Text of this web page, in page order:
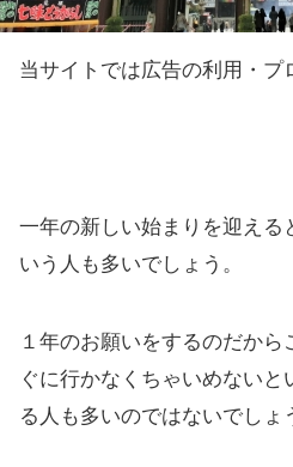
当サイトでは広告の利用・プ
一年の新しい始まりを迎える
いう人も多いでしょう。
１年のお願いをするのだか
ぐに行かなくちゃいめない
る人も多いのではないでしょ